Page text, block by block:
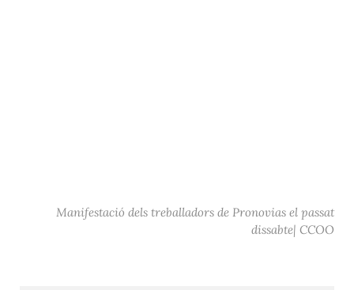
Manifestació dels treballadors de Pronovias el passat
dissabte| CCOO